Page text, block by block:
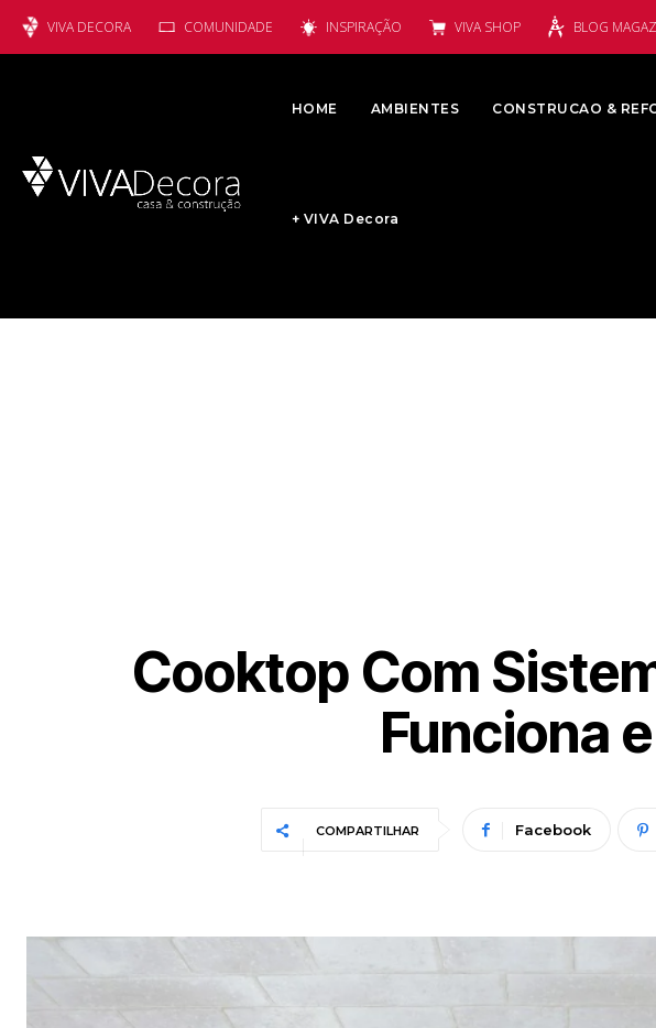
VIVA DECORA COMUNIDADE INSPIRAÇÃO VIVA SHOP BLOG
HOME AMBIENTES CONSTRUCAO &
+ VIVA Decora
Cooktop Com
Funciona
COMPARTILHAR Facebook